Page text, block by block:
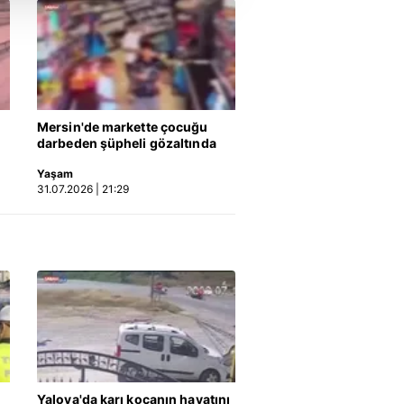
ve sizlere yönelik
detaylı bilgi için Ayarlar
ve sitemizde ilgili
Mersin'de markette çocuğu
darbeden şüpheli gözaltında
Yaşam
31.07.2026 | 21:29
Yalova'da karı kocanın hayatını